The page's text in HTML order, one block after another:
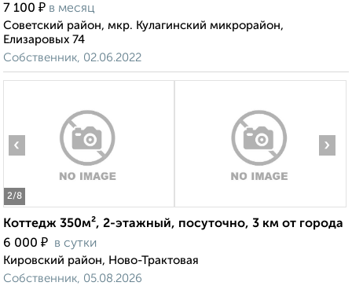
7 100 ₽ в месяц
Советский район, мкр. Кулагинский микрорайон,
Елизаровых 74
Собственник, 02.06.2022
2/8
‹ ›
Коттедж 350м², 2-этажный, посуточно, 3 км от города
6 000 ₽ в сутки
Кировский район, Ново-Трактовая
Собственник, 05.08.2026